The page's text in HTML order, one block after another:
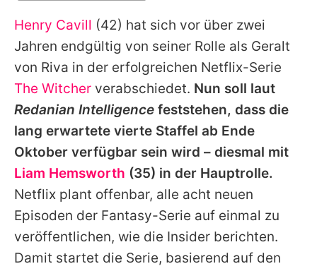
Alle Themen auf Promiflash
Jobs
App runterladen
Team
Redaktionelle Richtlinien
Impressum
Datenschutzerklärung
Nutzungsbedingungen
Henry Cavill (42) hat sich vor über zwei
Jahren endgültig von seiner Rolle als Geralt
von Riva in der erfolgreichen Netflix-Serie
The Witcher verabschiedet. Nun soll laut
Redanian Intelligence feststehen, dass die
lang erwartete vierte Staffel ab Ende
Oktober verfügbar sein wird – diesmal mit
Liam Hemsworth (35) in der Hauptrolle.
Netflix plant offenbar, alle acht neuen
Episoden der Fantasy-Serie auf einmal zu
veröffentlichen, wie die Insider berichten.
Damit startet die Serie, basierend auf den